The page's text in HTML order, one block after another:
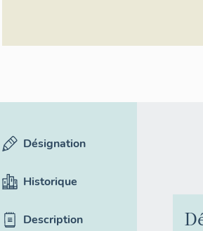
Désignation
Historique
Description